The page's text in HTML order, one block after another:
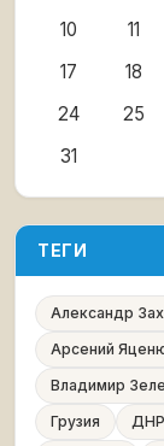
10
11
17
18
24
25
31
ТЕГИ
Александр
Арсений
Владимир
Грузия
ДНР